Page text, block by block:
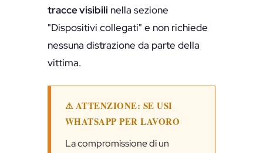
tracce visibili nella sezione
"Dispositivi collegati" e non richiede
nessuna distrazione da parte della
vittima.
⚠ ATTENZIONE: SE USI
WHATSAPP PER LAVORO
La compromissione di un